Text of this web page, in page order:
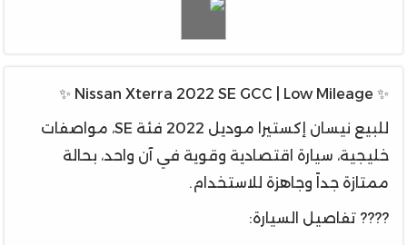
✨ Nissan Xterra 2022 SE GCC | Low Mileage ✨
للبيع نيسان إكستيرا موديل 2022 فئة SE، مواصفات
خليجية، سيارة اقتصادية وقوية في آن واحد، بحالة
ممتازة جداً وجاهزة للاستخدام.
???? تفاصيل السيارة: